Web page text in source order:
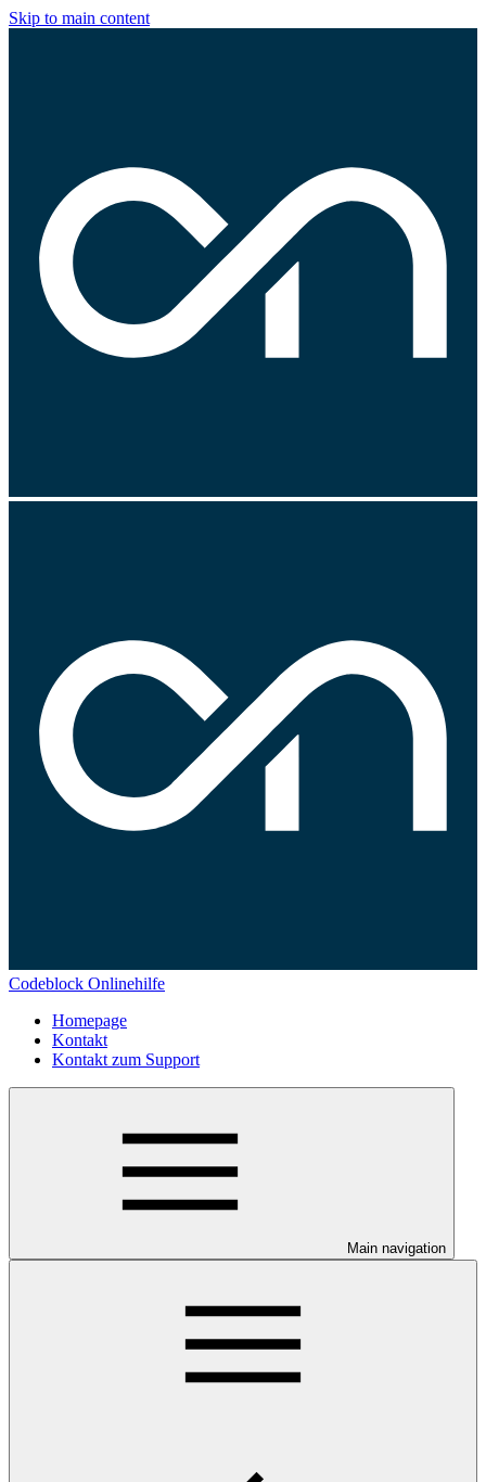
Skip to main content
Codeblock Onlinehilfe
Homepage
Kontakt
Kontakt zum Support
Main navigation